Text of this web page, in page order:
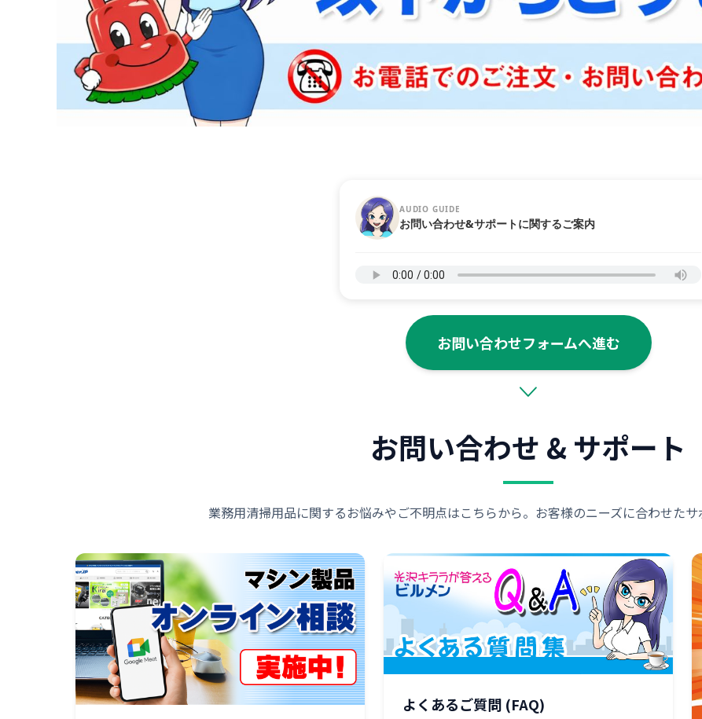
AUDIO GUIDE
お問い合わせ&サポートに関するご案内
お問い合わせフォームへ進む
お問い合わせ & サポート
業務用清掃用品に関するお悩みやご不明点はこちらから。お客様のニーズに合わせたサ
よくあるご質問 (FAQ)